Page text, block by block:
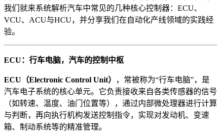
我们就来系统解析汽车中常见的几种核心控制器：ECU、
VCU、ACU与HCU，并分享我们在自动化产线领域的实践经
验。
ECU：行车电脑，汽车的控制中枢
ECU （Electronic Control Unit）
，常被称为“行车电脑”，是
汽车电子系统的核心单元。它负责接收来自各类传感器的信号
（如转速、温度、油门位置等），通过内部微处理器进行计算
与判断，再向执行机构发送控制指令，实现对发动机、变速
箱、制动系统等的精准管理。